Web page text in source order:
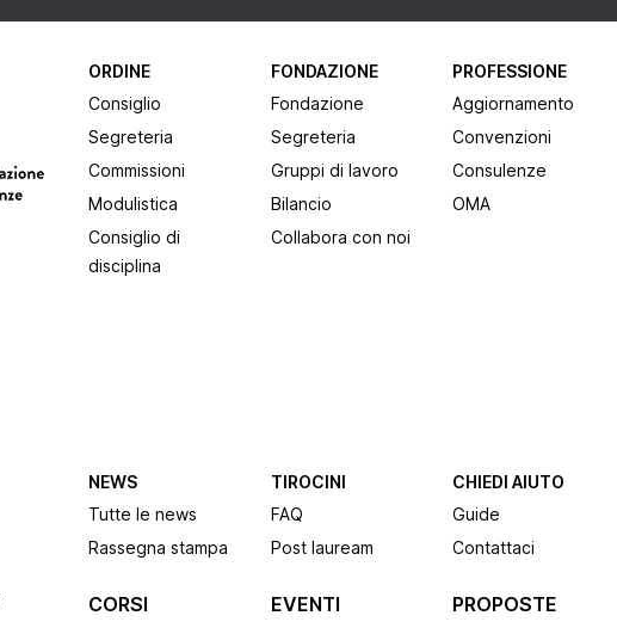
ORDINE
Consiglio
Segreteria
Commissioni
Modulistica
Consiglio di
disciplina
FONDAZIONE
Fondazione
Segreteria
Gruppi di lavoro
Bilancio
Collabora con noi
PROFESSIONE
Aggiornamento
Convenzioni
Consulenze
OMA
NEWS
Tutte le news
Rassegna stampa
TIROCINI
FAQ
Post lauream
CHIEDI AIUTO
Guide
Contattaci
CORSI EVENTI PROPOSTE